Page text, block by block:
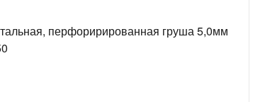
перфорирированная груша 5,0мм